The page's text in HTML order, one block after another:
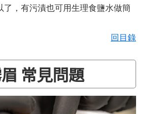
，有污漬也可用生理食鹽水做簡
回目錄
常見問題